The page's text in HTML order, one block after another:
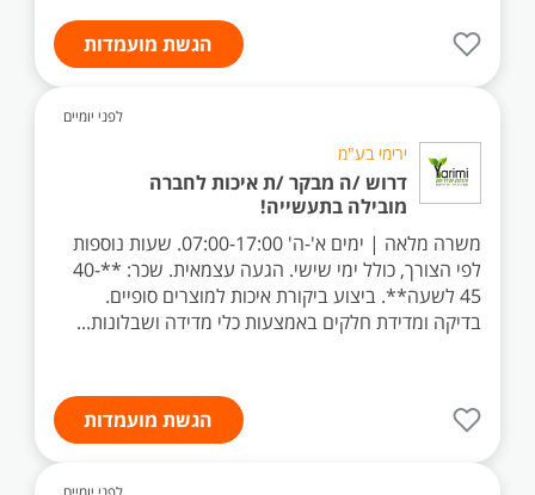
הגשת מועמדות
לפני יומיים
ירימי בע"מ
דרוש /ה מבקר /ת איכות לחברה
מובילה בתעשייה!
משרה מלאה | ימים א'-ה' 07:00-17:00. שעות נוספות
לפי הצורך, כולל ימי שישי. הגעה עצמאית. שכר: **40-
45 לשעה**. ביצוע ביקורת איכות למוצרים סופיים.
בדיקה ומדידת חלקים באמצעות כלי מדידה ושבלונות...
הגשת מועמדות